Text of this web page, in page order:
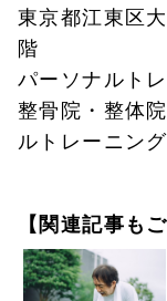
東京都江東区
階
パーソナルト
整骨院・整体
ルトレーニン
【関連記事も